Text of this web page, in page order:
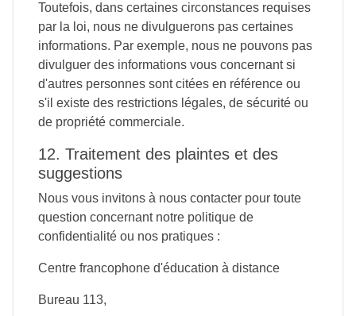
Toutefois, dans certaines circonstances requises
par la loi, nous ne divulguerons pas certaines
informations. Par exemple, nous ne pouvons pas
divulguer des informations vous concernant si
d'autres personnes sont citées en référence ou
s'il existe des restrictions légales, de sécurité ou
de propriété commerciale.
12. Traitement des plaintes et des
suggestions
Nous vous invitons à nous contacter pour toute
question concernant notre politique de
confidentialité ou nos pratiques :
Centre francophone d'éducation à distance
Bureau 113,